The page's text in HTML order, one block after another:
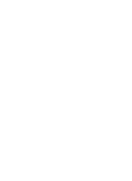
額等の推移
各年12月31日現在
。 平成23年のみ事
現在。 大仙市の統計
額等の推移」のデー
数値は合併前市町村